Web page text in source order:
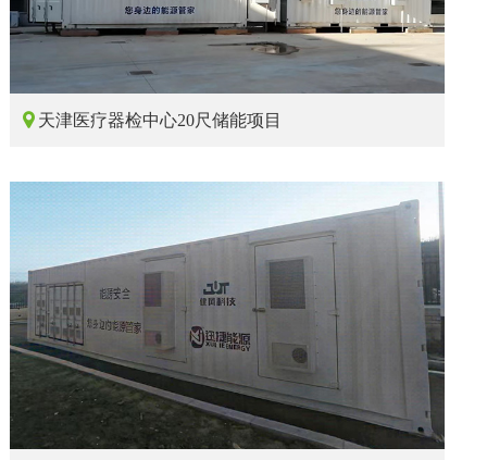
 天津医疗器检中心20尺储能项目